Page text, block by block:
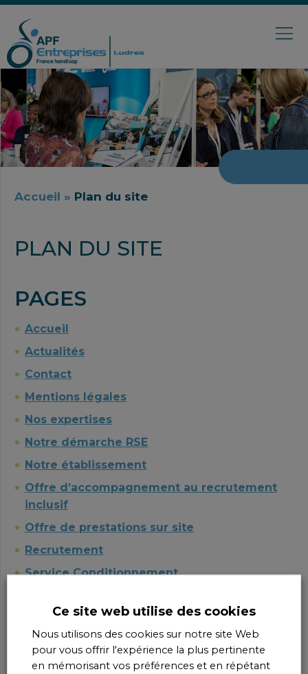
Accueil » Plan du site
PLAN DU SITE
PAGES
Accueil
Actualités
Contact
Mentions légales
Nos expertises
Notre démarche RSE
Notre établissement
Offre d’accompagnement au recrutement
inclusif
Offre de prestations sur site
Recrutement
Service Conditionnement
Service Espaces Verts
Service Signalétique
Service Textile
Ce site web utilise des cookies
Nous utilisons des cookies sur notre site Web
pour vous offrir l'expérience la plus pertinente
en mémorisant vos préférences et en répétant